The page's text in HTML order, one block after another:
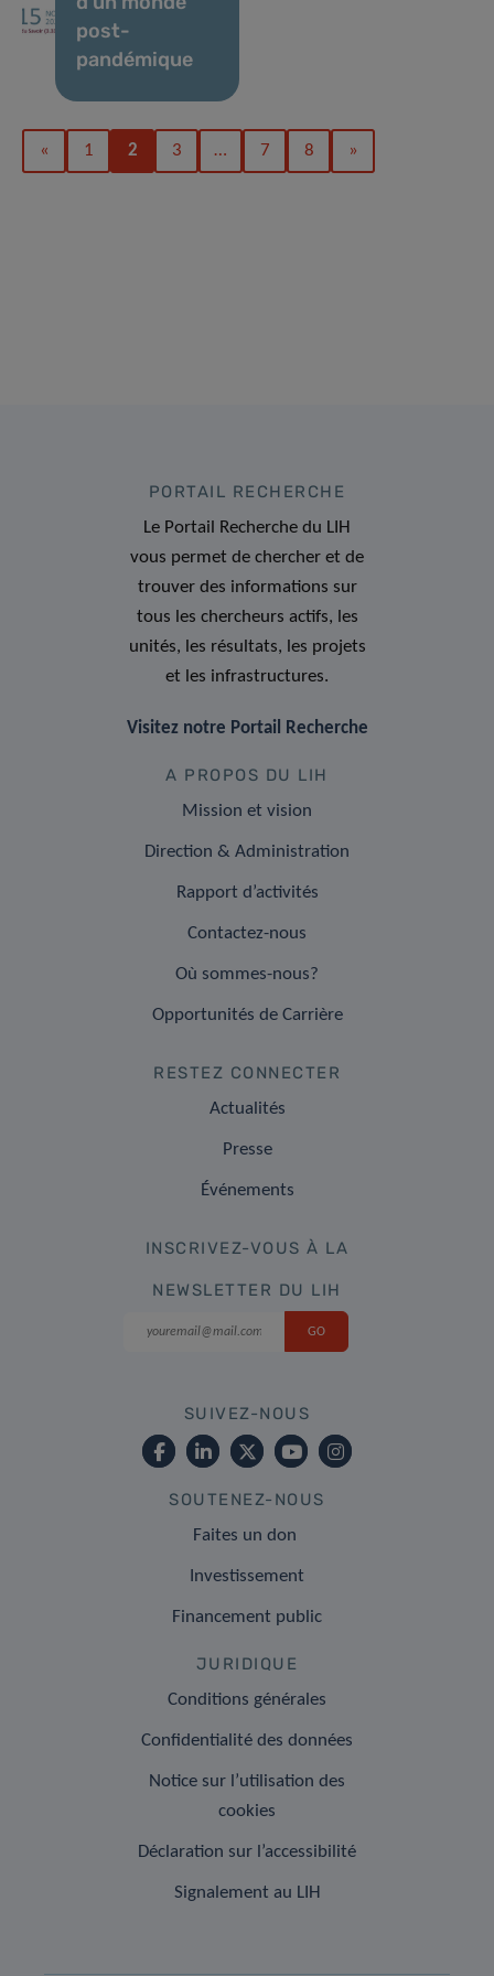
post-
pandémique
« 1 2 3 … 7 8 »
PORTAIL RECHERCHE
Le Portail Recherche du LIH
vous permet de chercher et de
trouver des informations sur
tous les chercheurs actifs, les
unités, les résultats, les projets
et les infrastructures.
Visitez notre Portail Recherche
A PROPOS DU LIH
Mission et vision
Direction & Administration
Rapport d’activités
Contactez-nous
Où sommes-nous?
Opportunités de Carrière
RESTEZ CONNECTER
Actualités
Presse
Événements
INSCRIVEZ-VOUS À LA
NEWSLETTER DU LIH
SUIVEZ-NOUS
SOUTENEZ-NOUS
Faites un don
Investissement
Financement public
JURIDIQUE
Conditions générales
Confidentialité des données
Notice sur l’utilisation des
cookies
Déclaration sur l’accessibilité
Signalement au LIH